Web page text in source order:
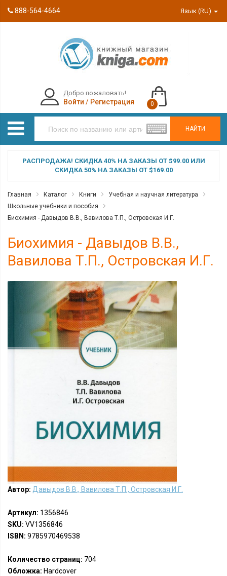
888-564-4664 Язык (RU)
НАЙТИ
Добро пожаловать!
Войти / Регистрация 0
РАСПРОДАЖА! СКИДКА 40% НА ЗАКАЗЫ ОТ $99.00 ИЛИ
СКИДКА 50% НА ЗАКАЗЫ ОТ $169.00
Главная Каталог Книги
Учебная и научная литература
Школьные учебники и пособия
Биохимия - Давыдов В.В., Вавилова Т.П., Островская И.Г.
Биохимия - Давыдов В.В.,
Вавилова Т.П., Островская И.Г.
Автор: Давыдов В.В., Вавилова Т.П., Островская И.Г.
Артикул: 1356846
SKU: VV1356846
ISBN: 9785970469538
Количество страниц: 704
Обложка: Hardcover